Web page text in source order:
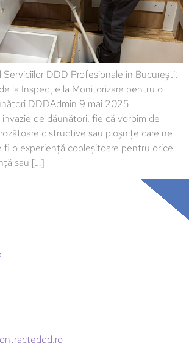
DDD Profesionale în București:
la Inspecție la Monitorizare pentru o
DDDAdmin 9 mai 2025
de dăunători, fie că vorbim de
distructive sau ploșnițe care ne
fi o experiență copleșitoare pentru orice
sau […]